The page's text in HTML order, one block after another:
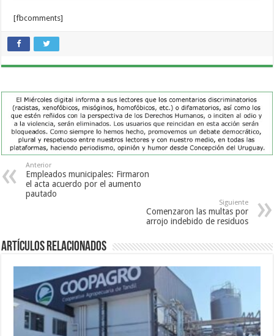
[fbcomments]
Anterior
Empleados municipales: Firmaron
el acta acuerdo por el aumento
pautado
Siguiente
Comenzaron las multas por
arrojo indebido de residuos
Artículos Relacionados